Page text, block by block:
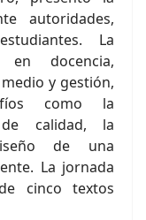
autoridades,
La
en docencia,
y gestión,
como la
calidad, la
de una
La jornada
cinco textos